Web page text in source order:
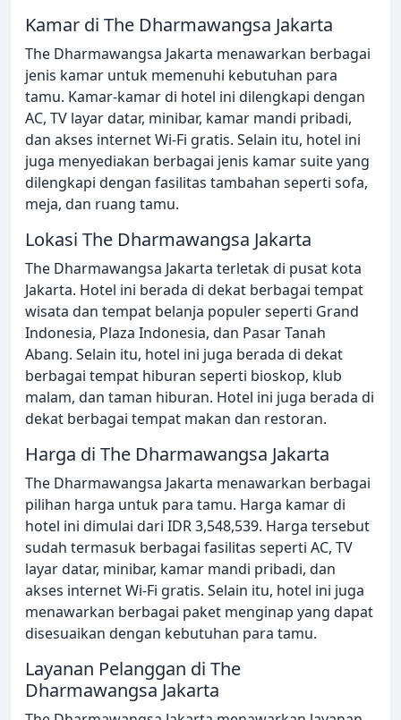
Kamar di The Dharmawangsa Jakarta
The Dharmawangsa Jakarta menawarkan berbagai
jenis kamar untuk memenuhi kebutuhan para
tamu. Kamar-kamar di hotel ini dilengkapi dengan
AC, TV layar datar, minibar, kamar mandi pribadi,
dan akses internet Wi-Fi gratis. Selain itu, hotel ini
juga menyediakan berbagai jenis kamar suite yang
dilengkapi dengan fasilitas tambahan seperti sofa,
meja, dan ruang tamu.
Lokasi The Dharmawangsa Jakarta
The Dharmawangsa Jakarta terletak di pusat kota
Jakarta. Hotel ini berada di dekat berbagai tempat
wisata dan tempat belanja populer seperti Grand
Indonesia, Plaza Indonesia, dan Pasar Tanah
Abang. Selain itu, hotel ini juga berada di dekat
berbagai tempat hiburan seperti bioskop, klub
malam, dan taman hiburan. Hotel ini juga berada di
dekat berbagai tempat makan dan restoran.
Harga di The Dharmawangsa Jakarta
The Dharmawangsa Jakarta menawarkan berbagai
pilihan harga untuk para tamu. Harga kamar di
hotel ini dimulai dari IDR 3,548,539. Harga tersebut
sudah termasuk berbagai fasilitas seperti AC, TV
layar datar, minibar, kamar mandi pribadi, dan
akses internet Wi-Fi gratis. Selain itu, hotel ini juga
menawarkan berbagai paket menginap yang dapat
disesuaikan dengan kebutuhan para tamu.
Layanan Pelanggan di The
Dharmawangsa Jakarta